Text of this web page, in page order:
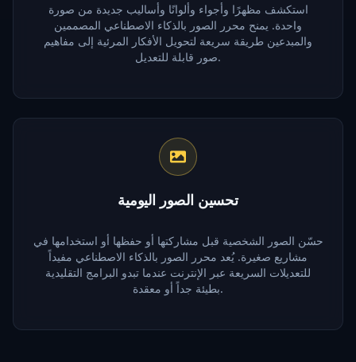
استكشف مظهرًا وأجواء وألوانًا وأساليب جديدة من صورة
واحدة. يمنح محرر الصور بالذكاء الاصطناعي المصممين
والمبدعين طريقة سريعة لتحويل الأفكار المرئية إلى مفاهيم
صور قابلة للتعديل.
تحسين الصور اليومية
حسّن الصور الشخصية قبل مشاركتها أو حفظها أو استخدامها في
مشاريع صغيرة. يُعد محرر الصور بالذكاء الاصطناعي مفيداً
للتعديلات السريعة عبر الإنترنت عندما تبدو البرامج التقليدية
بطيئة جداً أو معقدة.